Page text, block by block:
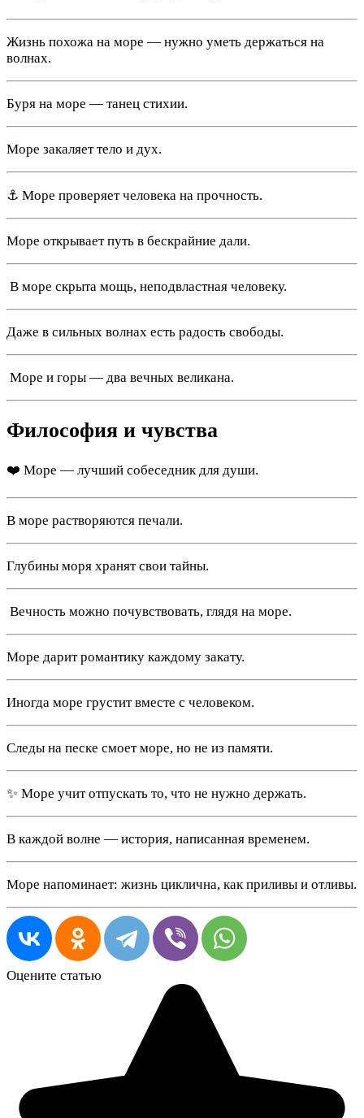
Жизнь похожа на море — нужно уметь держаться на
волнах.
Буря на море — танец стихии.
Море закаляет тело и дух.
⚓ Море проверяет человека на прочность.
Море открывает путь в бескрайние дали.
️ В море скрыта мощь, неподвластная человеку.
Даже в сильных волнах есть радость свободы.
️ Море и горы — два вечных великана.
Философия и чувства
❤️ Море — лучший собеседник для души.
В море растворяются печали.
Глубины моря хранят свои тайны.
️ Вечность можно почувствовать, глядя на море.
Море дарит романтику каждому закату.
Иногда море грустит вместе с человеком.
Следы на песке смоет море, но не из памяти.
✨ Море учит отпускать то, что не нужно держать.
В каждой волне — история, написанная временем.
Море напоминает: жизнь циклична, как приливы и отливы.
Оцените статью